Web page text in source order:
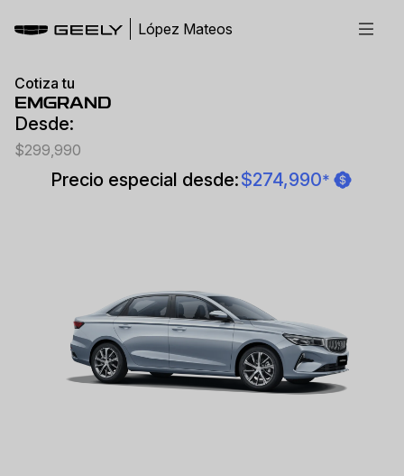
López Mateos
Cotiza tu
EMGRAND
Desde:
$299,990
Precio especial desde:$274,990*